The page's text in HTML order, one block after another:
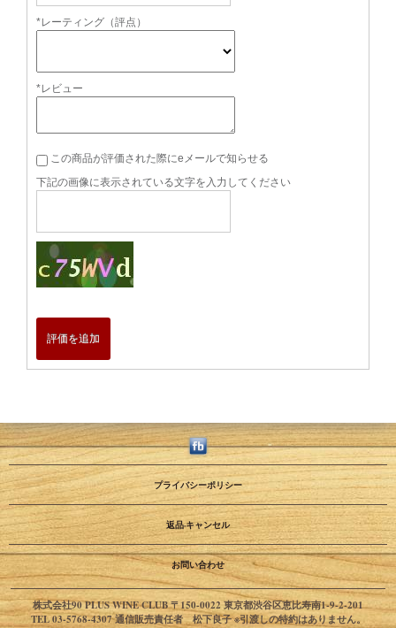
*レーティング（評点）
*レビュー
この商品が評価された際にeメールで知らせる
下記の画像に表示されている文字を入力してください
評価を追加
プライバシーポリシー
返品·キャンセル
お問い合わせ
株式会社90 PLUS WINE CLUB 〒150-0022 東京都渋谷区恵比寿南1-9-2-201
TEL 03-5768-4307 通信販売責任者 松下良子 ※引渡しの特約はありません。